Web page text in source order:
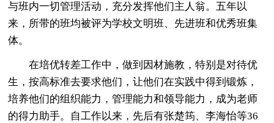
与班内一切管理活动，充分发挥他们主人翁。五年以
来，所带的班均被评为学校文明班、先进班和优秀班集
体。
在培优转差工作中，做到因材施教，特别是对待优
生，按高标准去要求他们，让他们在实践中得到锻炼，
培养他们的组织能力，管理能力和领导能力，成为老师
的得力助手。自工作以来，先后有张楚筠、李海怡等36